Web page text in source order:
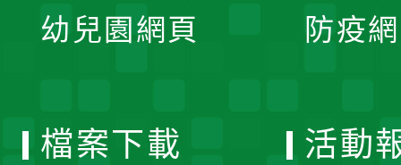
幼兒園網頁 防疫
檔案下載 活動